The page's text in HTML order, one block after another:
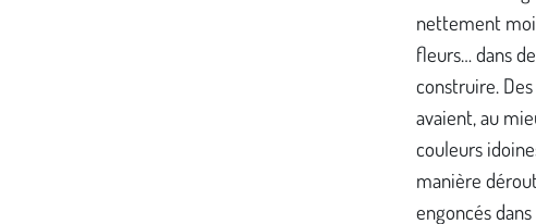
nettement
fleurs… dans
construire.
avaient, au
couleurs
manière
engoncés